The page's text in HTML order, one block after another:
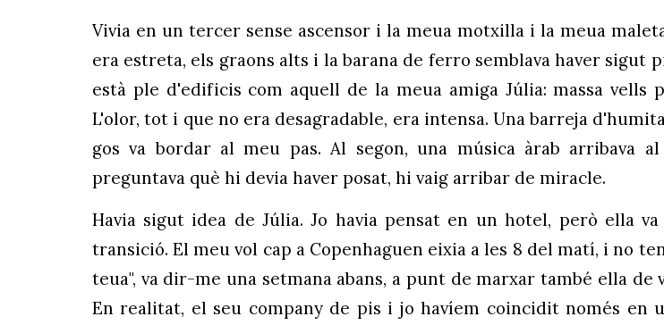
Vivia en un tercer sense ascensor i la meua motxilla i la meua
era estreta, els graons alts i la barana de ferro semblava haver sigut
està ple d'edificis com aquell de la meua amiga Júlia: massa
L'olor, tot i que no era desagradable, era intensa. Una barreja
gos va bordar al meu pas. Al segon, una música àrab arribava
preguntava què hi devia haver posat, hi vaig arribar de miracle.
Havia sigut idea de Júlia. Jo havia pensat en un hotel, però ella
transició. El meu vol cap a Copenhaguen eixia a les 8 del matí, i no
teua", va dir-me una setmana abans, a punt de marxar també ella de
En realitat, el seu company de pis i jo havíem coincidit només en